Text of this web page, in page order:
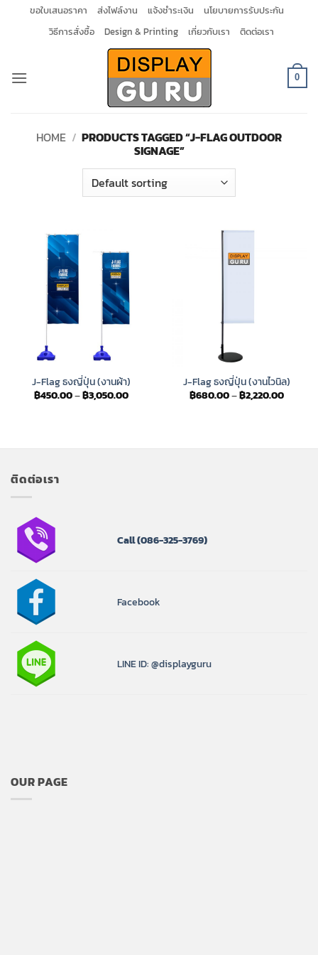
ขอใบเสนอราคา ส่งไฟล์งาน แจ้งชำระเงิน
นโยบายการรับประกัน
วิธีการสั่งซื้อ
Design & Printing เกี่ยวกับเรา ติดต่อเรา
0
HOME / PRODUCTS TAGGED “J-FLAG OUTDOOR
SIGNAGE”
J-Flag ธงญี่ปุ่น (งานผ้า)
฿450.00–฿3,050.00Price
J-Flag ธงญี่ปุ่น (งานไวนิล)
฿680.00–฿2,220.00Price
ติดต่อเรา
Call(086-325-3769)
Facebook
LINE ID: @displayguru
OUR PAGE